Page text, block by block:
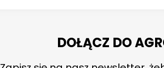
DOŁĄCZ DO